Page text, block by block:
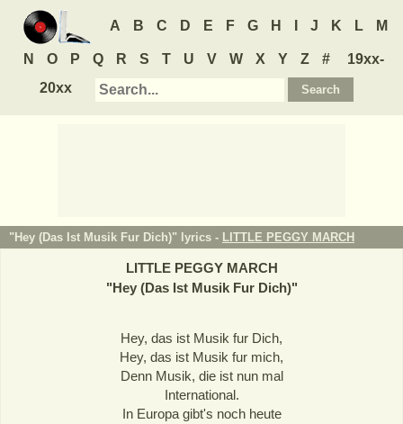
A B C D E F G H J K L M
N O P Q R S T U V W X Y Z #
19xx-
20xx
"Hey (Das Ist Musik Fur Dich)" lyrics - LITTLE PEGGY MARCH
LITTLE PEGGY MARCH
"Hey (Das Ist Musik Fur Dich)"
Hey, das ist Musik fur Dich,
Hey, das ist Musik fur mich,
Denn Musik, die ist nun mal
International.
In Europa gibt's noch heute